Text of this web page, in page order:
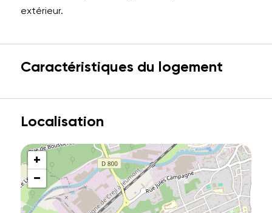
extérieur.
Caractéristiques du logement
Localisation
+
−